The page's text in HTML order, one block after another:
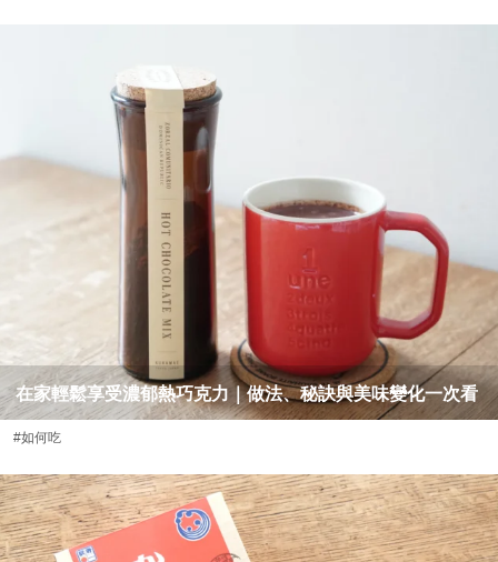
在家輕鬆享受濃郁熱巧克力｜做法、秘訣與美味變化一次看
#如何吃